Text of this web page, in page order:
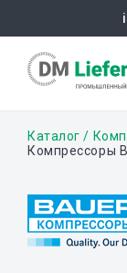
содержанию
Строка
Каталог
Компрессоры